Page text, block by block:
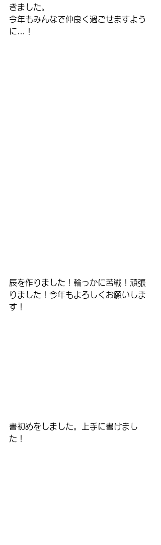
きました。
今年もみんなで仲良く過ごせますよう
に…！
辰を作りました！輪っかに苦戦！頑張
りました！今年もよろしくお願いしま
す！
書初めをしました。上手に書けまし
た！